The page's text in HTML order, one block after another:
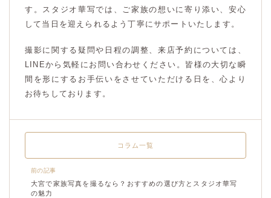
す。スタジオ華写では、ご家族の想いに寄り添い、安心
して当日を迎えられるよう丁寧にサポートいたします。
撮影に関する疑問や日程の調整、来店予約については、
LINEから気軽にお問い合わせください。皆様の大切な瞬
間を形にするお手伝いをさせていただける日を、心より
お待ちしております。
前の記事
大宮で家族写真を撮るなら？おすすめの選び方とスタジオ華写
の魅力
コラム一覧